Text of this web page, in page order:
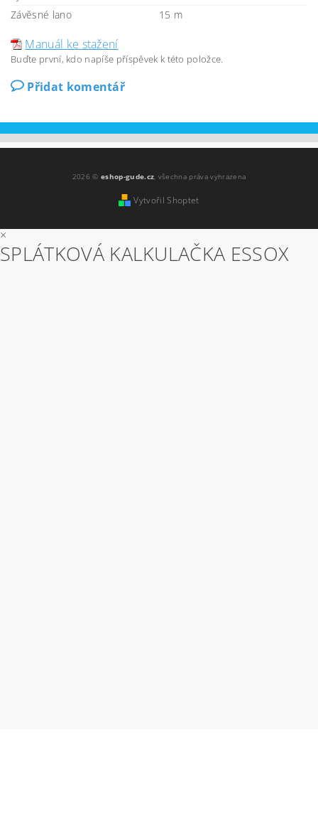
Závěsné lano
15 m
Manuál ke stažení
Buďte první, kdo napíše příspěvek k této položce.
Přidat komentář
2026 ©eshop-gude.cz, všechna práva vyhrazena
Vytvořil Shoptet
×
SPLÁTKOVÁ KALKULAČKA ESSOX